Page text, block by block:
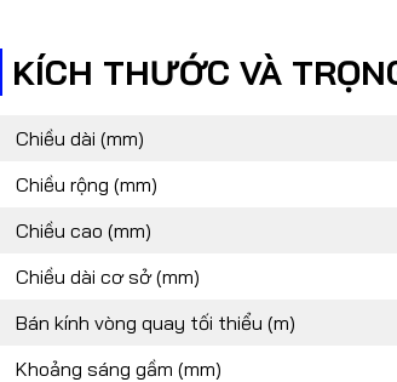
KÍCH THƯỚC VÀ
Chiều dài (mm)
Chiều rộng (mm)
Chiều cao (mm)
Chiều dài cơ sở (mm)
Bán kính vòng quay tối thiểu (m)
Khoảng sáng gầm (mm)